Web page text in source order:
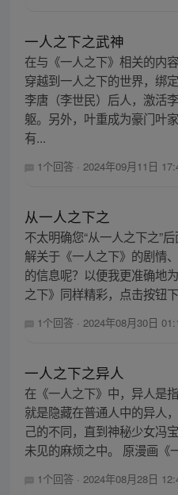
一人之下之武神
在与《一人之下》相关的内
穿越到一人之下的世界，绑
李唐（李世民）后人，激活
躯。另外，叶重成为豪门叶
有...
1个回答 · 2024年09月11日
从一人之下之
不太明确您“从一人之下之”
解关于《一人之下》的剧情
的信息呢？以便我更准确地
之下》同样精彩，点击按钮
1个回答 · 2024年08月30日
一人之下之异人
在《一人之下》中，异人是
就是隐藏在普通人中的异人
己的不同，直到神秘少女冯
未见的麻烦之中。 原漫画《
1个回答 · 2024年08月28日